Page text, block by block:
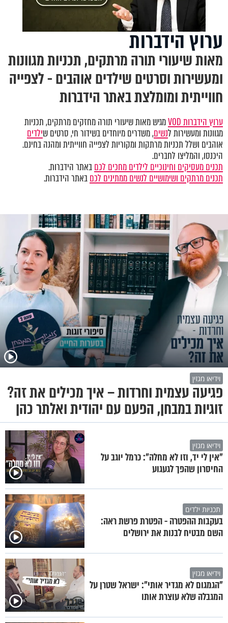
ערוץ הידברות
מאות שיעורי תורה מרתקים, תכניות מגוונות
ומעשירות וסרטים שילדים אוהבים - לצפייה
חווייתית ומומלצת באתר הידברות
ערוץ הידברות VOD
מגיש מאות שיעורי תורה מחזקים מרתקים, תכניות
מגוונות ומעשירות לנשים, משדרים מיוחדים בשידור חי, סרטים שילדים
אוהבים ושלל תכניות מרתקות ומקוריות לצפייה חווייתית ומהנה בחינם.
היכנסו, והמליצו לחברים.
תכנים מעסיקים וחינוכיים לילדים מחכים לכםבאתר הידברות.
תכנים מרתקים ושימושיים לנשים ממתינים לכםבאתר הידברות.
וידיאו מגזין
פגיעה עצמית וחרדות – איך מכילים את זה?
זוגיות במבחן, הפעם עם יהודית ואלתר כהן
וידיאו מגזין
"אין לי יד, וזו לא מחלה": כרמל יוגב על
החיסרון שהפך לגעגוע
תכניות ילדים
בעקבות ההפטרה - הפטרת פרשת ראה:
השם מבטיח לבנות את ירושלים
וידיאו מגזין
"הגמגום לא מגדיר אותי": ישראל שטרן על
המגבלה שלא עוצרת אותו